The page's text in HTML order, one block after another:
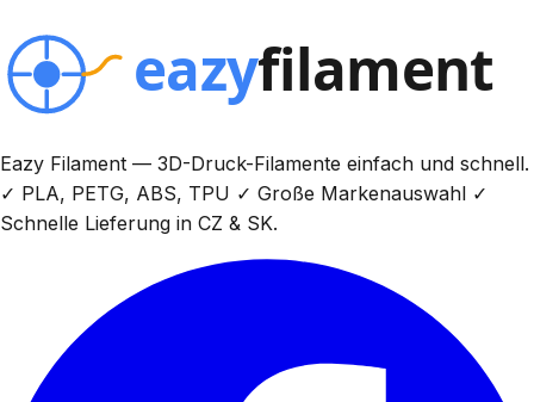
Eazy Filament — 3D-Druck-Filamente einfach und schnell.
✓ PLA, PETG, ABS, TPU ✓ Große Markenauswahl ✓
Schnelle Lieferung in CZ & SK.